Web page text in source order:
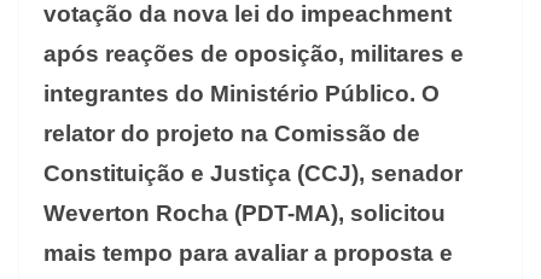
votação da nova lei do impeachment
após reações de oposição, militares e
integrantes do Ministério Público. O
relator do projeto na Comissão de
Constituição e Justiça (CCJ), senador
Weverton Rocha (PDT-MA), solicitou
mais tempo para avaliar a proposta e